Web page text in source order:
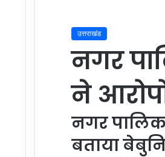
उत्तराखंड
नगर
ने
नगर
बताया